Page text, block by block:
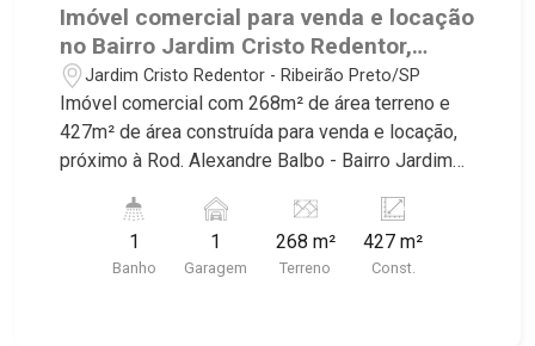
Imóvel comercial para venda e locação
no Bairro Jardim Cristo Redentor,
próximo à Rod. Alexandre Balbo -
Ribeirão Preto/SP.
Jardim Cristo Redentor - Ribeirão Preto/SP
Imóvel comercial com 268m² de área terreno e
427m² de área construída para venda e locação,
próximo à Rod. Alexandre Balbo - Bairro Jardim
características deste imóvel que a Martinelli
Imobiliária selecionou para você: - 268m² de área
terreno e 427m² de área construída - Cozinha
1
Banho
1
Garagem
268 m²
Terreno
427 m²
Const.